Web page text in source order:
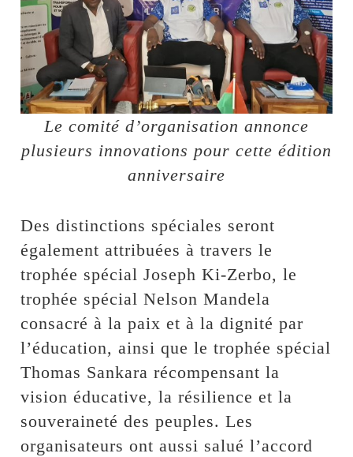
Le comité d’organisation annonce
plusieurs innovations pour cette édition
anniversaire
Des distinctions spéciales seront
également attribuées à travers le
trophée spécial Joseph Ki-Zerbo, le
trophée spécial Nelson Mandela
consacré à la paix et à la dignité par
l’éducation, ainsi que le trophée spécial
Thomas Sankara récompensant la
vision éducative, la résilience et la
souveraineté des peuples. Les
organisateurs ont aussi salué l’accord